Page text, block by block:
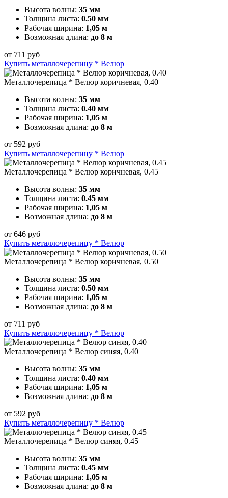
Высота волны: 35 мм
Толщина листа: 0.50 мм
Рабочая ширина: 1,05 м
Возможная длина: до 8 м
от 711 руб
Купить металлочерепицу * Велюр
Металлочерепица * Велюр коричневая, 0.40
Высота волны: 35 мм
Толщина листа: 0.40 мм
Рабочая ширина: 1,05 м
Возможная длина: до 8 м
от 592 руб
Купить металлочерепицу * Велюр
Металлочерепица * Велюр коричневая, 0.45
Высота волны: 35 мм
Толщина листа: 0.45 мм
Рабочая ширина: 1,05 м
Возможная длина: до 8 м
от 646 руб
Купить металлочерепицу * Велюр
Металлочерепица * Велюр коричневая, 0.50
Высота волны: 35 мм
Толщина листа: 0.50 мм
Рабочая ширина: 1,05 м
Возможная длина: до 8 м
от 711 руб
Купить металлочерепицу * Велюр
Металлочерепица * Велюр синяя, 0.40
Высота волны: 35 мм
Толщина листа: 0.40 мм
Рабочая ширина: 1,05 м
Возможная длина: до 8 м
от 592 руб
Купить металлочерепицу * Велюр
Металлочерепица * Велюр синяя, 0.45
Высота волны: 35 мм
Толщина листа: 0.45 мм
Рабочая ширина: 1,05 м
Возможная длина: до 8 м